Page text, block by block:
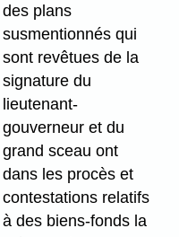
des plans
susmentionnés qui
sont revêtues de la
signature du
lieutenant-
gouverneur et du
grand sceau ont
dans les procès et
contestations relatifs
à des biens-fonds la